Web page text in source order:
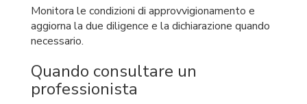
Monitora le condizioni di approvvigionamento e
aggiorna la due diligence e la dichiarazione quando
necessario.
Quando consultare un
professionista